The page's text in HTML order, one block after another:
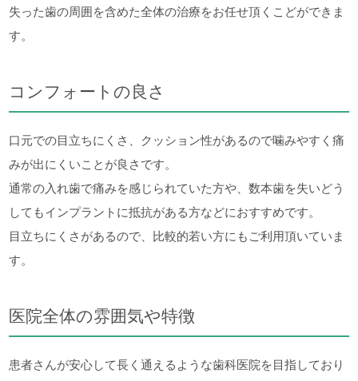
失った歯の周囲を含めた全体の治療をお任せ頂くこどができま
す。
コンフォートの良さ
口元での目立ちにくさ、クッション性があるので噛みやすく痛
みが出にくいことが良さです。
通常の入れ歯で痛みを感じられていた方や、数本歯を失いどう
してもインプラントに抵抗がある方などにおすすめです。
目立ちにくさがあるので、比較的若い方にもご利用頂いていま
す。
医院全体の雰囲気や特徴
患者さんが安心して長く通えるような歯科医院を目指しており